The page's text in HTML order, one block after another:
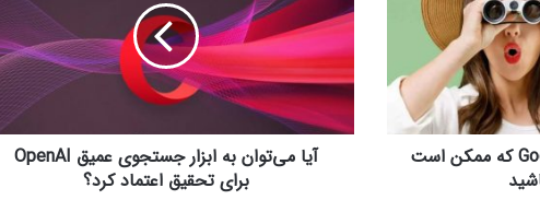
در فضا
کشف “Quipu”؛ بزرگترین سازه در جهان
شناخته شده
شکل هسته داخلی زمین در حال تغییر است
ویژگی‌های پنهان Google Maps که ممکن است
م
ی‌
ت
و
ا
ن
آیا می‌توان به ابزار جستجوی عمیق OpenAI
برای تحقیق اعتماد کرد؟